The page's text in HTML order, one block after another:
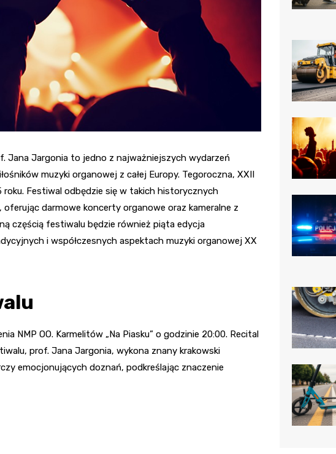
Jana Jargonia to jedno z najważniejszych wydarzeń
muzyki organowej z całej Europy. Tegoroczna, XXII
roku. Festiwal odbędzie się w takich historycznych
darmowe koncerty organowe oraz kameralne z
częścią festiwalu będzie również piąta edycja
i współczesnych aspektach muzyki organowej XX
NMP OO. Karmelitów „Na Piasku” o godzinie 20:00. Recital
prof. Jana Jargonia, wykona znany krakowski
emocjonujących doznań, podkreślając znaczenie